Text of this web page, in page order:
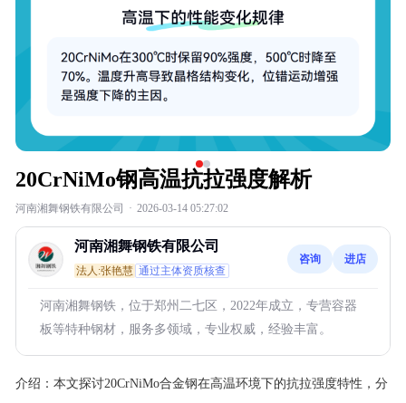
20CrNiMo钢高温抗拉强度解析
河南湘舞钢铁有限公司 · 2026-03-14 05:27:02
河南湘舞钢铁有限公司
法人:张艳慧 通过主体资质核查
咨询 进店
河南湘舞钢铁，位于郑州二七区，2022年成立，专营容器
板等特种钢材，服务多领域，专业权威，经验丰富。
介绍： 本文探讨20CrNiMo合金钢在高温环境下的抗拉强度特性，分